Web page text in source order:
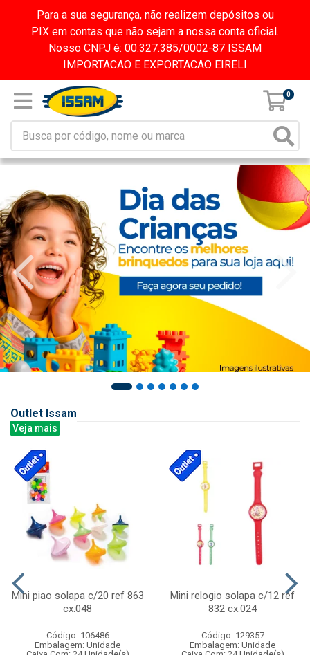
Para a sua segurança, não realizem depósitos ou
PIX em contas que não sejam a nossa conta oficial.
Nosso CNPJ é: 00.327.385/0002-87 ISSAM
IMPORTACAO E EXPORTACAO EIRELI
0
Outlet Issam
Veja mais
Mini piao solapa c/20 ref 863
cx:048
Código: 106486
Embalagem: Unidade
Mini relogio solapa c/12 ref
832 cx:024
Código: 129357
Embalagem: Unidade